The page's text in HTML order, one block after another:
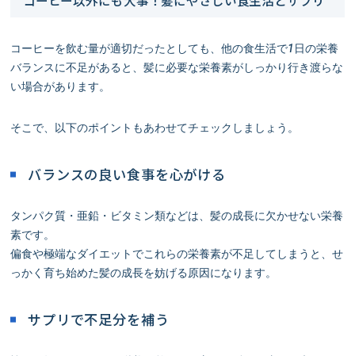
コーヒーを飲む量が適切だったとしても、他の食生活で1日の栄養
バランスに不足があると、髪に必要な栄養素がしっかり行き渡らな
い場合があります。
そこで、以下のポイントもあわせてチェックしましょう。
バランスの良い食事を心がける
タンパク質・亜鉛・ビタミン類などは、髪の成長に欠かせない栄養
素です。
偏食や極端なダイエットでこれらの栄養素が不足してしまうと、せ
っかく育ち始めた髪の成長を妨げる原因になります。
サプリで不足分を補う